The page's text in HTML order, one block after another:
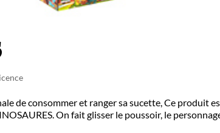
de consommer et ranger sa sucette, Ce produit
On fait glisser le poussoir, le